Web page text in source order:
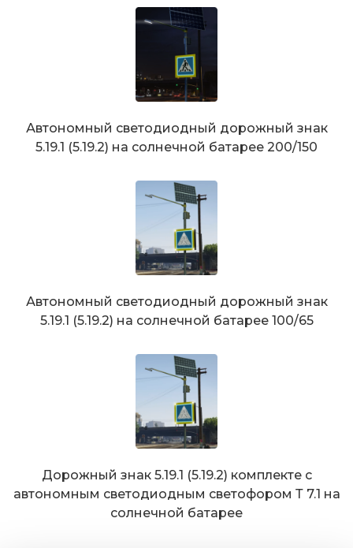
Автономный светодиодный дорожный знак
5.19.1 (5.19.2) на солнечной батарее 200/150
Автономный светодиодный дорожный знак
5.19.1 (5.19.2) на солнечной батарее 100/65
Дорожный знак 5.19.1 (5.19.2) комплекте с
автономным светодиодным светофором Т 7.1 на
солнечной батарее